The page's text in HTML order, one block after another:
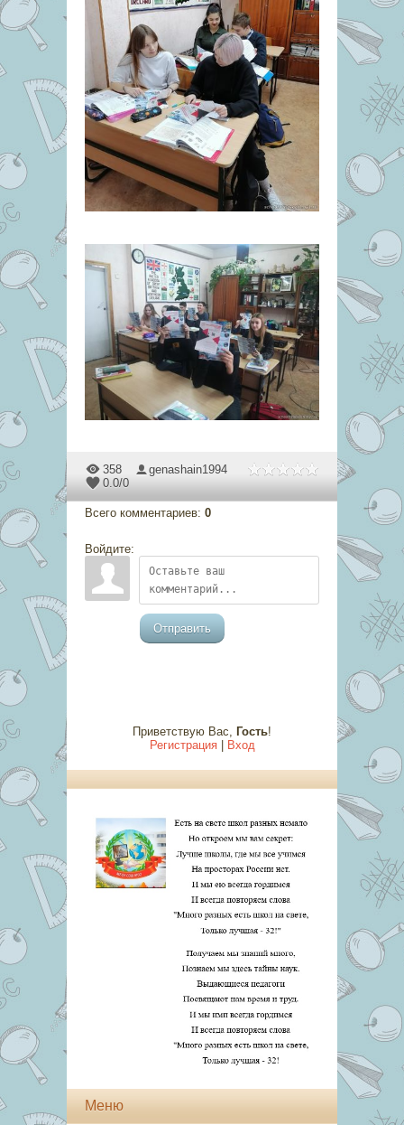
358
genashain1994
0.0/0
Всего комментариев: 0
Войдите:
Отправить
Приветствую Вас, Гость!
Регистрация| Вход
Меню